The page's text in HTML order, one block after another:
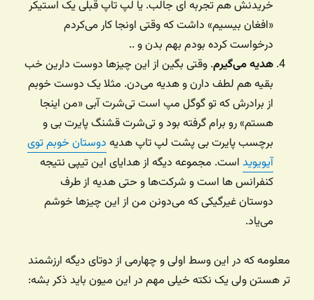
خریدنش هم تجربه ای جالب. یا لپ تاپ قبلی یک استیکر
«افغان بیسیم» داشت که وقتی اونجا کار می‌کردم
درخواست کرده بودم بهم بدن و ..
هدیه می‌گیرم. وقتی بگین از این چیزها دوست دارین خب
بقیه هم لطف دارن و هدیه می‌دن. مثلا یک دوست خوبم
از برادرش که تو گوگل مپ است تی‌شرت آبی «من اینجا
هستم» رو برام گرفته بود و تی‌شرت قشنگ پایرت بی و
برچسب پایرت بی پشت لپ تاپ هدیه دوستان خوبم توی
آیویوید است. مجموعه دیگه از هدایای این تیپی نتیجه
کنفرانس ها است و شرکت‌ها و حتی هدیه از طرف
دوستان غیرگیکی که می‌دونن من از این چیزها خوشم
می‌یاد.
معلومه که در این وسط اولی و چهارمی از دوتای دیگه ارزشمند
تر هستن ولی یک نکته خیلی مهم در این میون باید ذکر بشه: